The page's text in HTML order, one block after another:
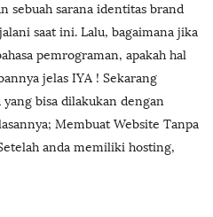
sebuah sarana identitas brand
saat ini. Lalu, bagaimana jika
pemrograman, apakah hal
jelas IYA ! Sekarang
yang bisa dilakukan dengan
Membuat Website Tanpa
anda memiliki hosting,